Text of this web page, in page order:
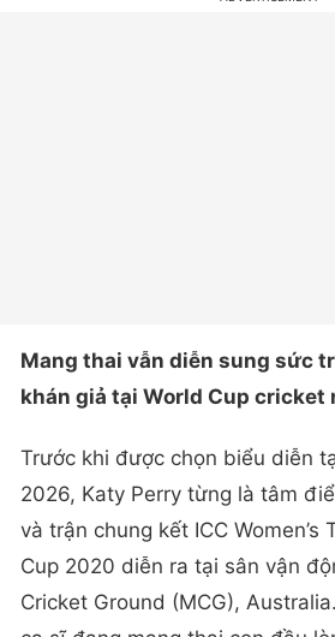
Mang thai vẫn diễn sung sức
khán giả tại World Cup cricket
Trước khi được chọn biểu diễn
2026, Katy Perry từng là tâm
và trận chung kết ICC Women’s
Cup 2020 diễn ra tại sân vận